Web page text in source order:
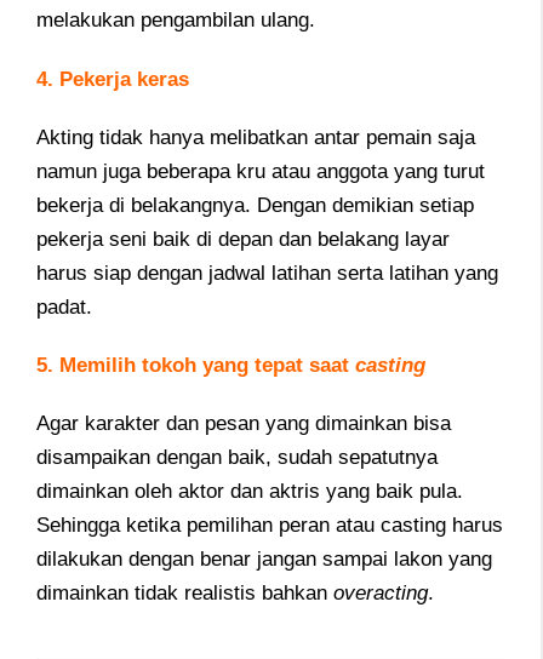
melakukan pengambilan ulang.
4. Pekerja keras
Akting tidak hanya melibatkan antar pemain saja
namun juga beberapa kru atau anggota yang turut
bekerja di belakangnya. Dengan demikian setiap
pekerja seni baik di depan dan belakang layar
harus siap dengan jadwal latihan serta latihan yang
padat.
5. Memilih tokoh yang tepat saat casting
Agar karakter dan pesan yang dimainkan bisa
disampaikan dengan baik, sudah sepatutnya
dimainkan oleh aktor dan aktris yang baik pula.
Sehingga ketika pemilihan peran atau casting harus
dilakukan dengan benar jangan sampai lakon yang
dimainkan tidak realistis bahkan overacting.